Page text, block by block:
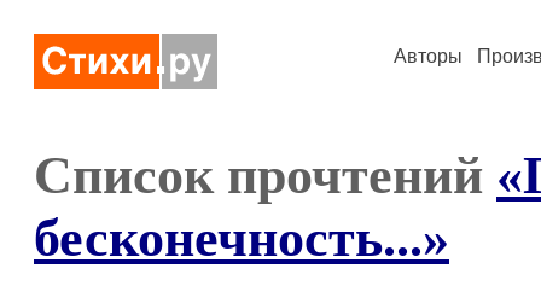
Авторы
Список прочтений
бесконечность...»